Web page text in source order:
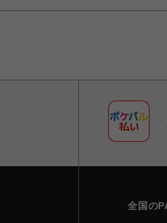
全国の